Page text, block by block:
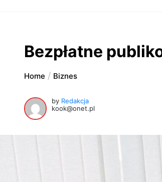
Bezpłatne
Home Biznes
by Redakcja
kook@onet.pl